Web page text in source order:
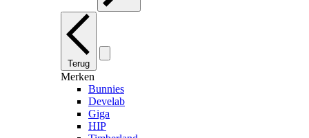
Terug
Merken
Bunnies
Develab
Giga
HIP